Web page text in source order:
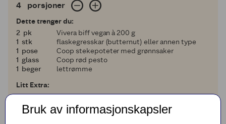
4 porsjoner
4 porsjoner
Dette trenger du:
2
2 pk
Vivera biff vegan à 200 g
11 stk
flaskegresskar (butternut) eller annen type
11 pose
Coop stekepoteter med grønnsaker
11 glass
Coop rød pesto
11 beger
lettrømme
Litt Extra:
1
1 klype
ristede pinjekjerner
stk
søtpoteter (eller gulrøtter)
klype ruccola
Bruk av informasjonskapsler